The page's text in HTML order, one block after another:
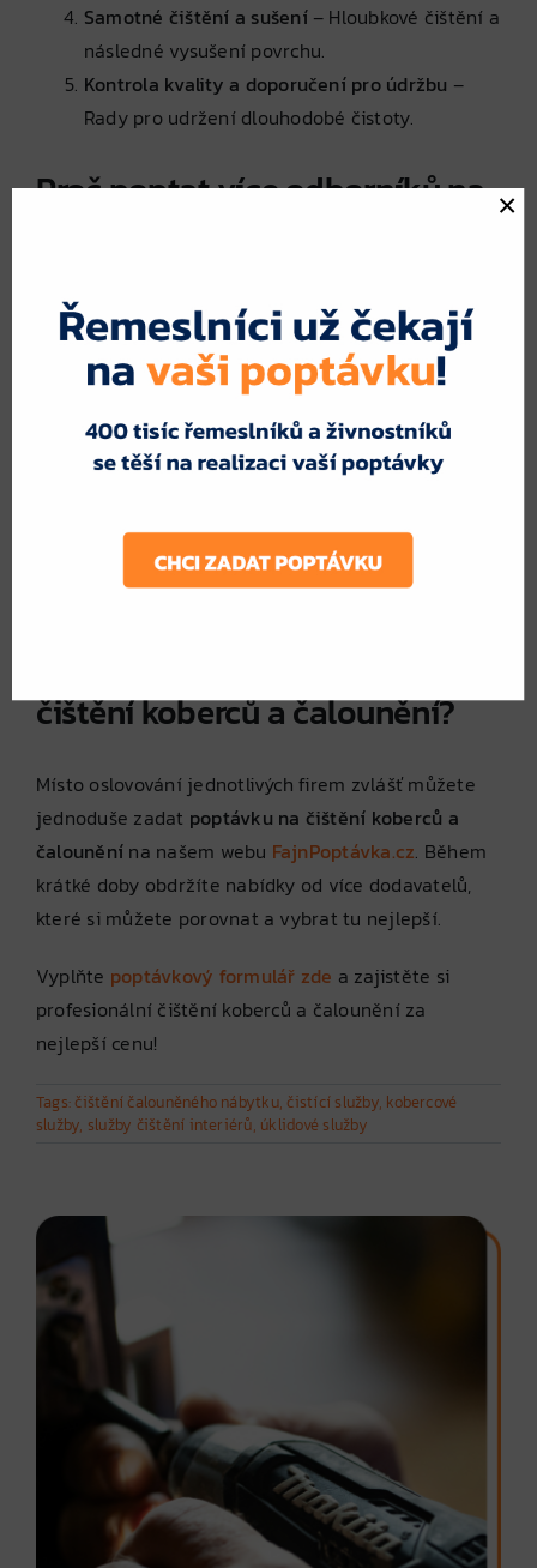
Samotné čištění a sušení– Hloubkové čištění a
následné vysušení povrchu.
Kontrola kvality a doporučení pro údržbu –
Rady pro udržení dlouhodobé čistoty.
Proč poptat více odborníků na
Oslovením více specialistů získáte:
Porovnání cenových nabídek– Každá firma
nabízí jiné technologie a ceny.
Výběr nejvhodnější metody– Možnost zvolit
nejlepší způsob čištění pro vaše potřeby.
odborníka s kvalitními výsledky.
Garanci kvality– Profesionální firmy často
poskytují záruku na své služby.
čištění koberců a čalounění?
Místo oslovování jednotlivých firem zvlášť můžete
jednoduše zadat poptávku na čištění koberců a
čalounění na našem webu FajnPoptávka.cz. Během
krátké doby obdržíte nabídky od více dodavatelů,
které si můžete porovnat a vybrat tu nejlepší.
Vyplňte poptávkový formulář zde a zajistěte si
profesionální čištění koberců a čalounění za
nejlepší cenu!
Tags: čištění čalouněného nábytku, čistící služby, kobercové
služby, služby čištění interiérů, úklidové služby
×